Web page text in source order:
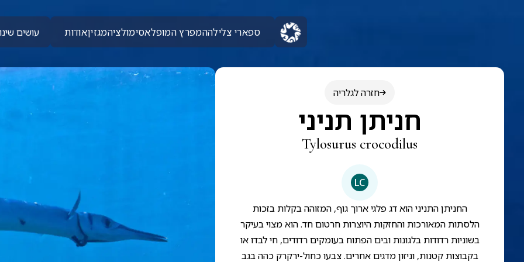
ספארי צלילההמפרץ המופלאסימולציהמגזיןאודות עושים
חזרה לגלריה
חניתן תניני
Tylosurus crocodilus
LC
החניתן התניני הוא דג פלגי ארוך גוף, המזוהה בקלות בזכות
הלסתות המאורכות והחזקות היוצרות חרטום חד. הוא מצוי בעיקר
בשוניות רדודות בלגונות ובים הפתוח בעומקים רדודים, חי לבדו או
בקבוצות קטנות, וניזון מדגים אחרים. צבעו כחול-ירקרק כהה בגב